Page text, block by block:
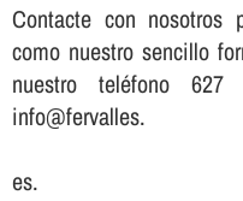
Contacte con nosotros
como nuestro sencillo
nuestro teléfono
info@fervalles.
es.